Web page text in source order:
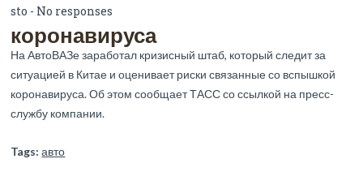
коронавируса
sto - No responses
На АвтоВАЗе заработал кризисный штаб, который следит за
ситуацией в Китае и оценивает риски связанные со вспышкой
коронавируса. Об этом сообщает ТАСС со ссылкой на пресс-
службу компании.
Tags: авто